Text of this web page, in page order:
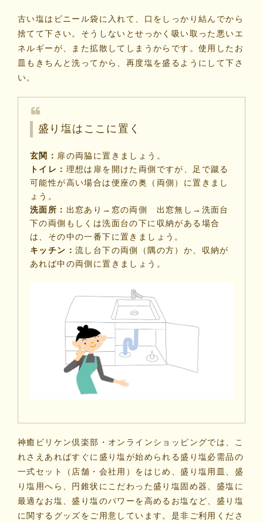
古い塩はビニール袋に入れて、口をしっかり結んでから
捨てて下さい。そうしないとせっかく吸い取った悪いエ
ネルギーが、また拡散してしまうからです。使用したお
皿もきちんと洗ってから、再度塩を盛るようにして下さ
い。
盛り塩はここに置く
玄関： 扉の両脇に置きましょう。
トイレ： 理想は扉を開けた両側ですが、足で蹴る
可能性が高い場合は便座の奥（両側）に置きまし
ょう。
洗面所： 出窓あり→窓の両側 出窓無し→洗面台
下の両側もしくは洗面台の下に収納がある場合
は、その中の一番下に置きましょう。
キッチン： 流し台下の両側（隅の方）か、収納が
あれば中の両側に置きましょう。
神癒ビリケン倶楽部・オンラインショッピングでは、こ
れさえあればすぐに盛り塩が始められる盛り塩必需品の
一式セット（店舗・会社用）をはじめ、盛り塩用皿、盛
り塩用へら、円錐状にこだわった盛り塩固め器、盛塩に
最適なお塩、盛り塩のパワーを高めるお塩など、盛り塩
に関するグッズをご用意しています。是非ご利用くださ